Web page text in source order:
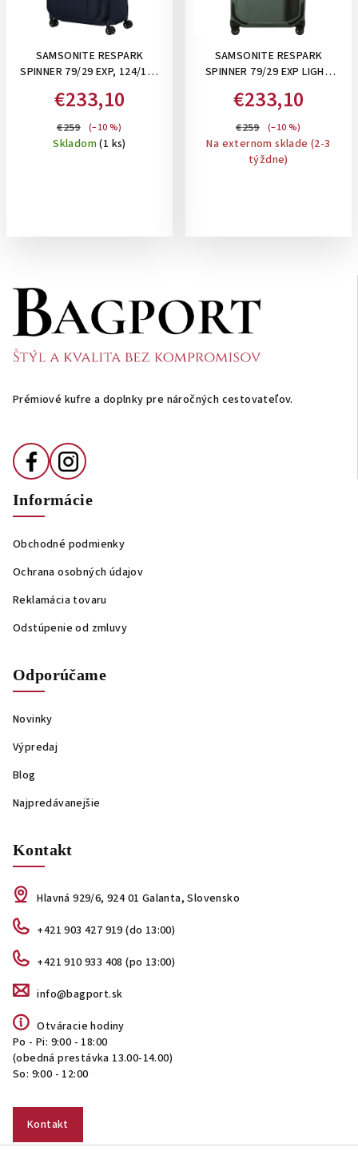
SAMSONITE RESPARK
SPINNER 79/29 EXP, 124/140
ROZŠÍRITEĽNÝ: MIDNIGHT
BLUE
€233,10
€259 (–10 %)
Skladom(1 ks)
SAMSONITE RESPARK
SPINNER 79/29 EXP LIGHT
ROZŠÍRITEĽNÝ 124/140 L
€233,10
€259 (–10 %)
Na externom sklade (2-3
týždne)
Prémiové kufre a doplnky pre náročných cestovateľov.
Informácie
Obchodné podmienky
Ochrana osobných údajov
Reklamácia tovaru
Odstúpenie od zmluvy
Odporúčame
Novinky
Výpredaj
Blog
Najpredávanejšie
Kontakt
Hlavná 929/6, 924 01 Galanta, Slovensko
+421 903 427 919 (do 13:00)
+421 910 933 408 (po 13:00)
info@bagport.sk
Otváracie hodiny
Po - Pi: 9:00 - 18:00
(obedná prestávka 13.00-14.00)
So: 9:00 - 12:00
Kontakt